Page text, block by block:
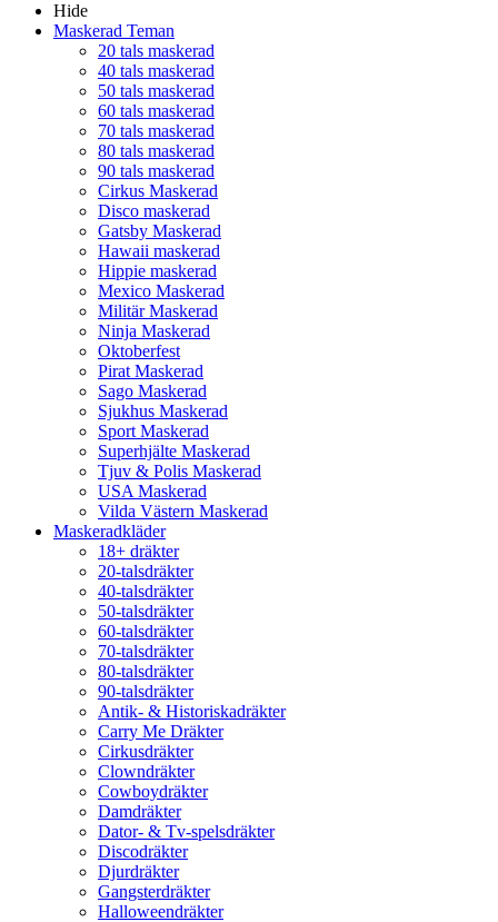
Hide
Maskerad Teman
20 tals maskerad
40 tals maskerad
50 tals maskerad
60 tals maskerad
70 tals maskerad
80 tals maskerad
90 tals maskerad
Cirkus Maskerad
Disco maskerad
Gatsby Maskerad
Hawaii maskerad
Hippie maskerad
Mexico Maskerad
Militär Maskerad
Ninja Maskerad
Oktoberfest
Pirat Maskerad
Sago Maskerad
Sjukhus Maskerad
Sport Maskerad
Superhjälte Maskerad
Tjuv & Polis Maskerad
USA Maskerad
Vilda Västern Maskerad
Maskeradkläder
18+ dräkter
20-talsdräkter
40-talsdräkter
50-talsdräkter
60-talsdräkter
70-talsdräkter
80-talsdräkter
90-talsdräkter
Antik- & Historiskadräkter
Carry Me Dräkter
Cirkusdräkter
Clowndräkter
Cowboydräkter
Damdräkter
Dator- & Tv-spelsdräkter
Discodräkter
Djurdräkter
Gangsterdräkter
Halloweendräkter